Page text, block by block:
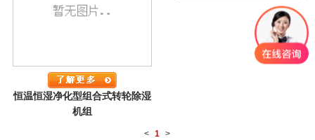
恒温恒湿净化型组合式转轮除湿
机组
< 1 >